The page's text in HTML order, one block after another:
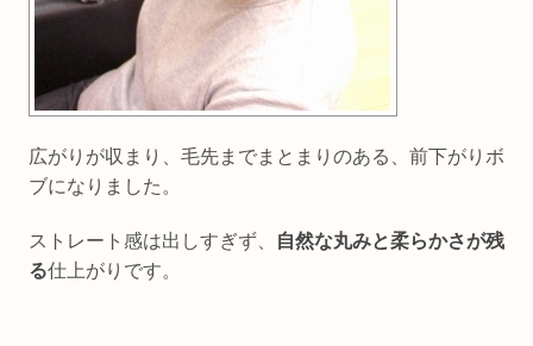
広がりが収まり、毛先までまとまりのある、前下がりボ
ブになりました。
ストレート感は出しすぎず、
自然な丸みと柔らかさが残
る仕上がりです。